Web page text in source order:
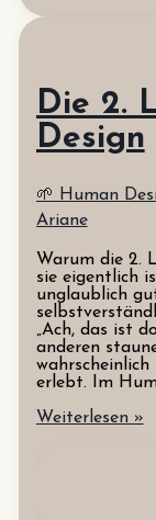
Die 2.
Design
🌱 Human
Ariane
Warum die 2.
sie eigentlich
unglaublich
„Ach, das ist
anderen
erlebt. Im
Die
Weiterlesen »